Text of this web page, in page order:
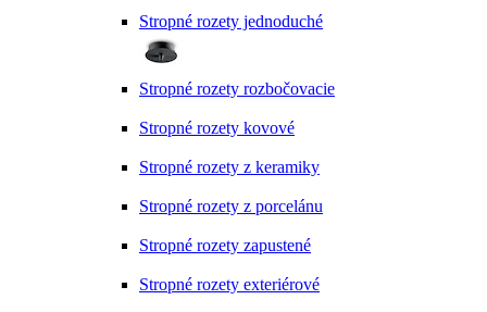
Stropné rozety jednoduché
Stropné rozety rozbočovacie
Stropné rozety kovové
Stropné rozety z keramiky
Stropné rozety z porcelánu
Stropné rozety zapustené
Stropné rozety exteriérové